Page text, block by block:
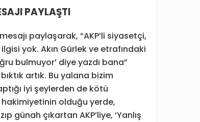
PAYLAŞTI
paylaşarak, “AKP’li siyasetçi,
yok. Akın Gürlek ve etrafındaki
bulmuyor’ diye yazdı bana”
artık. Bu yalana bizim
iyi şeylerden de kötü
olduğu yerde,
günah çıkartan AKP’liye, ‘Yanlış